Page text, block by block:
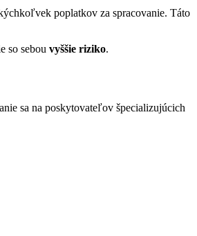
poplatkov za spracovanie. Táto
so sebou vyššie riziko.
sa na poskytovateľov špecializujúcich